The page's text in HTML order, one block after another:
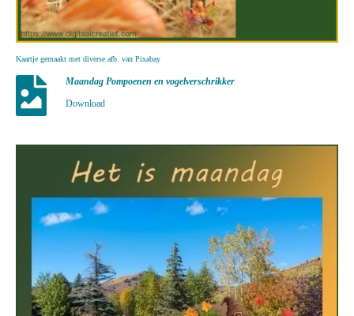
Kaartje gemaakt met diverse afb. van Pixabay
Maandag Pompoenen en vogelverschrikker
Download